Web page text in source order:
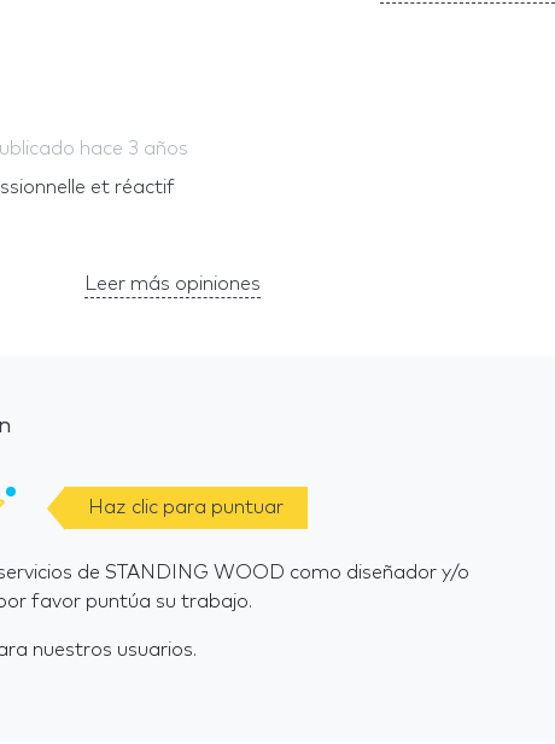
hace 3 años
et réactif
Leer más opiniones
Haz clic para puntuar
de STANDING WOOD como diseñador y/o
favor puntúa su trabajo.
nuestros usuarios.